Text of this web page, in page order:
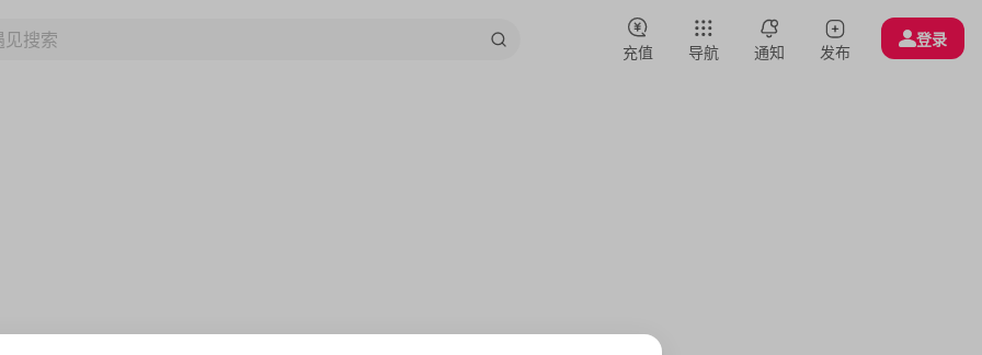
充值 导航 通知 发布
登录